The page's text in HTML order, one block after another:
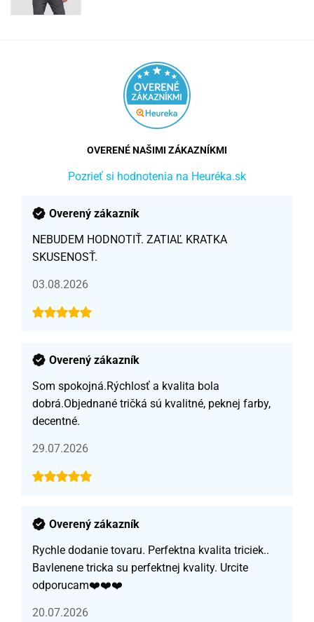
OVERENÉ NAŠIMI ZÁKAZNÍKMI
Pozrieť si hodnotenia na Heuréka.sk
Overený zákazník
NEBUDEM HODNOTIŤ. ZATIAĽ KRATKA
SKUSENOSŤ.
03.08.2026
Overený zákazník
Som spokojná.Rýchlosť a kvalita bola
dobrá.Objednané tričká sú kvalitné, peknej farby,
decentné.
29.07.2026
Overený zákazník
Rychle dodanie tovaru. Perfektna kvalita triciek..
Bavlenene tricka su perfektnej kvality. Urcite
odporucam❤️❤️❤️
20.07.2026